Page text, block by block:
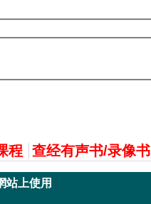
程 查经有声书/录像书
上使用